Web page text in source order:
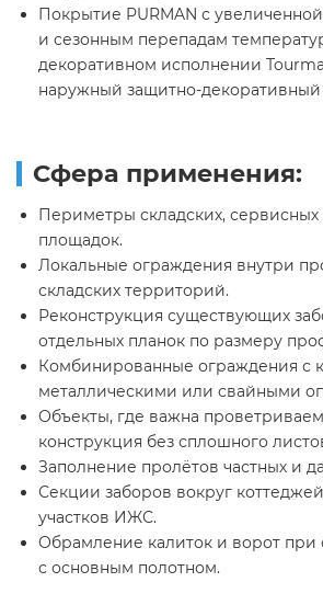
Покрытие PURMAN с
и сезонным перепадам
декоративном исполнении
наружный защитно-декоративный
Сфера применения:
Периметры складских, сервисных
площадок.
Локальные ограждения внутри
складских территорий.
Реконструкция существующих
отдельных планок по размеру
Комбинированные ограждения с
металлическими или свайными
Объекты, где важна
конструкция без сплошного
Заполнение пролётов частных и
Секции заборов вокруг
участков ИЖС.
Обрамление калиток и ворот при
с основным полотном.